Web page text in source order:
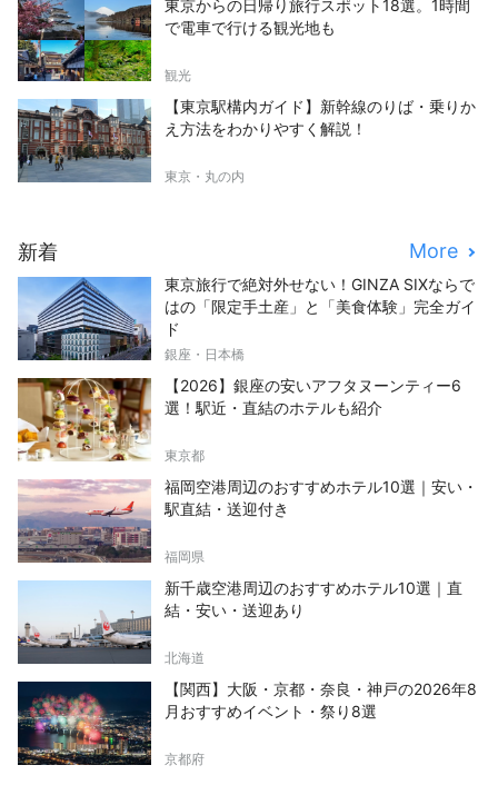
東京からの日帰り旅行スポット18選。1時間
で電車で行ける観光地も
観光
【東京駅構内ガイド】新幹線のりば・乗りか
え方法をわかりやすく解説！
東京・丸の内
新着 More
東京旅行で絶対外せない！GINZA SIXならで
はの「限定手土産」と「美食体験」完全ガイ
ド
銀座・日本橋
【2026】銀座の安いアフタヌーンティー6
選！駅近・直結のホテルも紹介
東京都
福岡空港周辺のおすすめホテル10選｜安い・
駅直結・送迎付き
福岡県
新千歳空港周辺のおすすめホテル10選｜直
結・安い・送迎あり
北海道
【関西】大阪・京都・奈良・神戸の2026年8
月おすすめイベント・祭り8選
京都府